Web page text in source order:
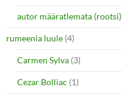
autor määratlemata (rootsi)
rumeenia luule (4)
Carmen Sylva (3)
Cezar Bolliac (1)